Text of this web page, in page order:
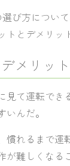
び方につい
とデメリッ
メリット
て運転でき
んだ。
れるまで運
難しくなる